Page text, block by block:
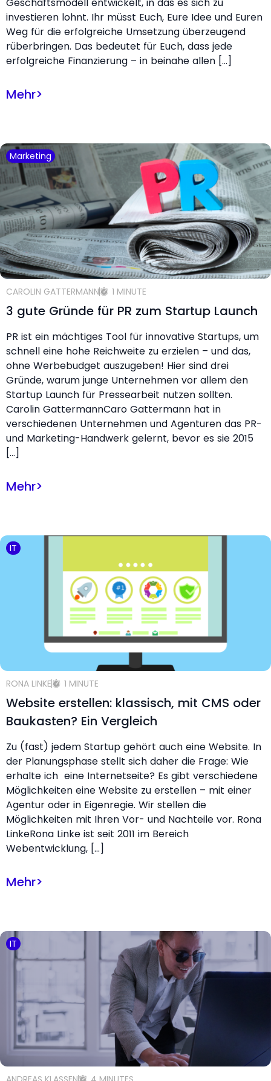
investieren lohnt. Ihr müsst Euch, Eure Idee und Euren
Weg für die erfolgreiche Umsetzung überzeugend
rüberbringen. Das bedeutet für Euch, dass jede
erfolgreiche Finanzierung – in beinahe allen […]
Mehr>
Marketing
CAROLIN GATTERMANN 1 MINUTE
3 gute Gründe für PR zum Startup Launch
PR ist ein mächtiges Tool für innovative Startups, um
schnell eine hohe Reichweite zu erzielen – und das,
ohne Werbebudget auszugeben! Hier sind drei
Gründe, warum junge Unternehmen vor allem den
Startup Launch für Pressearbeit nutzen sollten.
Carolin GattermannCaro Gattermann hat in
verschiedenen Unternehmen und Agenturen das PR-
und Marketing-Handwerk gelernt, bevor es sie 2015
[…]
Mehr>
IT
RONA LINKE 1 MINUTE
Website erstellen: klassisch, mit CMS oder
Baukasten? Ein Vergleich
Zu (fast) jedem Startup gehört auch eine Website. In
der Planungsphase stellt sich daher die Frage: Wie
erhalte ich eine Internetseite? Es gibt verschiedene
Möglichkeiten eine Website zu erstellen – mit einer
Agentur oder in Eigenregie. Wir stellen die
Möglichkeiten mit Ihren Vor- und Nachteile vor. Rona
LinkeRona Linke ist seit 2011 im Bereich
Webentwicklung, […]
Mehr>
IT